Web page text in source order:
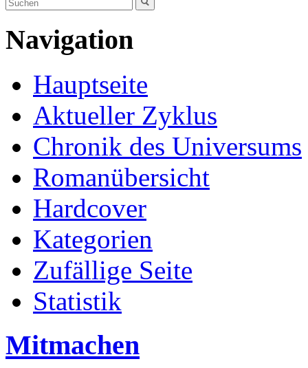
Navigation
Hauptseite
Aktueller Zyklus
Chronik des Universums
Romanübersicht
Hardcover
Kategorien
Zufällige Seite
Statistik
Mitmachen